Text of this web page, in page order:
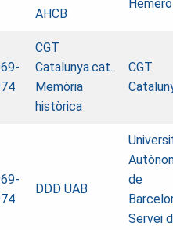
AHCB
CGT
Catalunya.cat.
Memòria
històrica
CGT
DDD UAB
de
Servei